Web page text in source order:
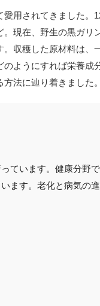
用されてきました。
現在、野生の黒ガリ
収穫した原材料は、
ようにすれば栄養成
法に辿り着きました。
ています。健康分野
ます。老化と病気の